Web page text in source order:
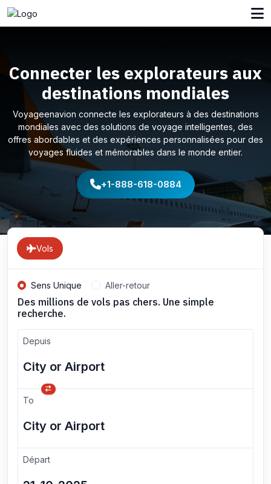
Connecter les explorateurs aux
destinations mondiales
Voyageenavion connecte les explorateurs à des destinations
mondiales avec des solutions de voyage intelligentes, des
offres abordables et des expériences personnalisées pour des
voyages fluides et mémorables dans le monde entier.
+1-888-618-0884
Vols
Sens Unique Aller-retour
Des millions de vols pas chers. Une simple
recherche.
Depuis
To
Départ